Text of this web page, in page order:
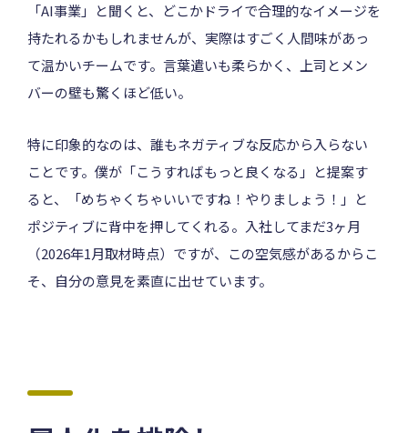
「AI事業」と聞くと、どこかドライで合理的なイメージを
持たれるかもしれませんが、実際はすごく人間味があっ
て温かいチームです。言葉遣いも柔らかく、上司とメン
バーの壁も驚くほど低い。
特に印象的なのは、誰もネガティブな反応から入らない
ことです。僕が「こうすればもっと良くなる」と提案す
ると、「めちゃくちゃいいですね！やりましょう！」と
ポジティブに背中を押してくれる。入社してまだ3ヶ月
（2026年1月取材時点）ですが、この空気感があるからこ
そ、自分の意見を素直に出せています。